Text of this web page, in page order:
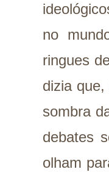
no
ringues
dizia
sombra
debates
olham